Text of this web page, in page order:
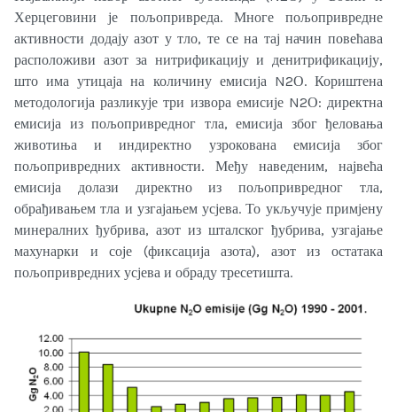
Херцеговини је пољопривреда. Многе пољопривредне
активности додају азот у тло, те се на тај начин повећава
расположиви азот за нитрификацију и денитрификацију,
што има утицаја на количину емисија N2О. Кориштена
методологија разликује три извора емисије N2О: директна
емисија из пољопривредног тла, емисија због ђеловања
животиња и индиректно узрокована емисија због
пољопривредних активности. Међу наведеним, највећа
емисија долази директно из пољопривредног тла,
обрађивањем тла и узгајањем усјева. То укључује примјену
минералних ђубрива, азот из шталског ђубрива, узгајање
махунарки и соје (фиксација азота), азот из остатака
пољопривредних усјева и обраду тресетишта.